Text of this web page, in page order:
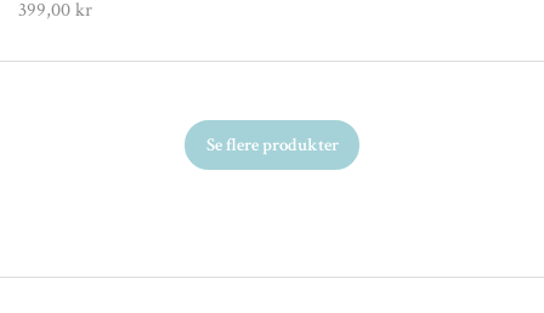
399,00 kr
Se flere produkter